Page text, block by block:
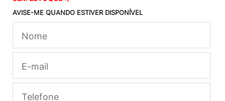
AVISE-ME QUANDO ESTIVER DISPONÍVEL